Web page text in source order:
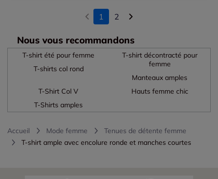
1 2
Nous vous recommandons
T-shirt été pour femme
T-shirts col rond
T-shirt décontracté pour
femme
Manteaux amples
T-Shirt Col V
T-Shirts amples
Hauts femme chic
Accueil Mode femme
Tenues de détente femme
T-shirt ample avec encolure ronde et manches courtes